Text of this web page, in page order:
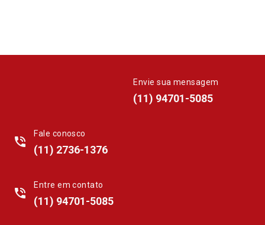
Envie sua mensagem
(11) 94701-5085
phone_in_talk
Fale conosco
(11) 2736-1376
phone_in_talk
Entre em contato
(11) 94701-5085